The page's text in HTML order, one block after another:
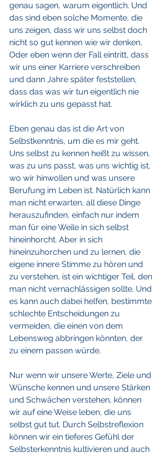
genau sagen, warum eigentlich. Und
das sind eben solche Momente, die
uns zeigen, dass wir uns selbst doch
nicht so gut kennen wie wir denken.
Oder eben wenn der Fall eintritt, dass
wir uns einer Karriere verschreiben
und dann Jahre später feststellen,
dass das was wir tun eigentlich nie
wirklich zu uns gepasst hat.
Eben genau das ist die Art von
Selbstkenntnis, um die es mir geht.
Uns selbst zu kennen heißt zu wissen,
was zu uns passt, was uns wichtig ist,
wo wir hinwollen und was unsere
Berufung im Leben ist. Natürlich kann
man nicht erwarten, all diese Dinge
herauszufinden, einfach nur indem
man für eine Weile in sich selbst
hineinhorcht. Aber in sich
hineinzuhorchen und zu lernen, die
eigene innere Stimme zu hören und
zu verstehen, ist ein wichtiger Teil, den
man nicht vernachlässigen sollte. Und
es kann auch dabei helfen, bestimmte
schlechte Entscheidungen zu
vermeiden, die einen von dem
Lebensweg abbringen könnten, der
zu einem passen würde.
Nur wenn wir unsere Werte, Ziele und
Wünsche kennen und unsere Stärken
und Schwächen verstehen, können
wir auf eine Weise leben, die uns
selbst gut tut. Durch Selbstreflexion
können wir ein tieferes Gefühl der
Selbsterkenntnis kultivieren und auch